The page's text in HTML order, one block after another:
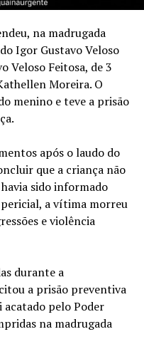
na madrugada
Igor Gustavo Veloso
Veloso Feitosa, de 3
Moreira. O
menino e teve a prisão
após o laudo do
que a criança não
sido informado
a vítima morreu
e violência
durante a
a prisão preventiva
acatado pelo Poder
na madrugada